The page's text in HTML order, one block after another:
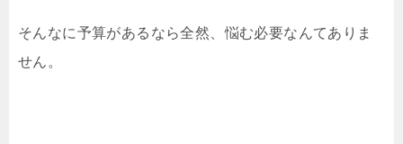
そんなに予算があるなら全然、悩む必要なんてありま
せん。